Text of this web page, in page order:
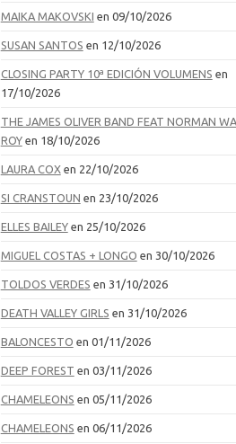
MAIKA MAKOVSKI en 09/10/2026
SUSAN SANTOS en 12/10/2026
CLOSING PARTY 10ª EDICIÓN VOLUMENS en
17/10/2026
THE JAMES OLIVER BAND FEAT NORMAN
ROYen 18/10/2026
LAURA COXen 22/10/2026
SI CRANSTOUN en 23/10/2026
ELLES BAILEYen 25/10/2026
MIGUEL COSTAS + LONGO en 30/10/2026
TOLDOS VERDES en 31/10/2026
DEATH VALLEY GIRLS en 31/10/2026
BALONCESTO en 01/11/2026
DEEP FOREST en 03/11/2026
CHAMELEONS en 05/11/2026
CHAMELEONS en 06/11/2026